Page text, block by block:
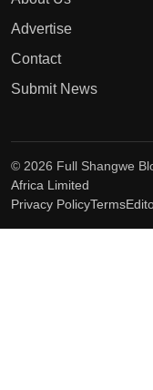
Advertise
Contact
Submit News
© 2026 Full Shangwe
Africa Limited
Privacy PolicyTerms